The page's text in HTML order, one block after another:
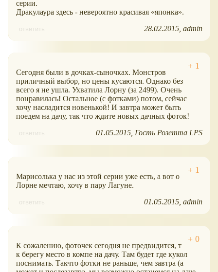
серии.
Дракулаура здесь - невероятно красивая
японка .
ответить 28.02.2015 admin
Сегодня были в дочках-сыночках. Монстров
приличный выбор, но цены кусаются. Однако без
всего я не ушла. Ухватила Лорну (за 2499). Очень
понравилась! Остальное (с фотками) потом, сейчас
хочу насладится новенькой! И завтра может быть
поедем на дачу, так что ждите новых дачных фоток!
ответить 01.05.2015 Гость Розетта LPS
Марисолька у нас из этой серии уже есть, а вот о
Лорне мечтаю, хочу в пару Лагуне.
ответить 01.05.2015 admin
К сожалению, фоточек сегодня не предвидится, т
к берегу место в компе на дачу. Там будет где кукол
поснимать. Такчто фотки не раньше, чем завтра (а